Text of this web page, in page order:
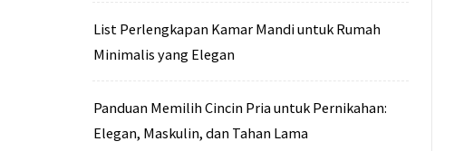
List Perlengkapan Kamar Mandi untuk Rumah
Minimalis yang Elegan
Panduan Memilih Cincin Pria untuk Pernikahan:
Elegan, Maskulin, dan Tahan Lama